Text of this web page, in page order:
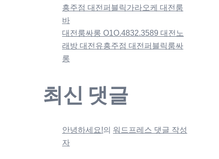
흥주점 대전퍼블릭가라오케 대전룸
바
대전룸싸롱 O1O.4832.3589 대전노
래방 대전유흥주점 대전퍼블릭룸싸
롱
최신 댓글
안녕하세요!의 워드프레스 댓글 작성
자